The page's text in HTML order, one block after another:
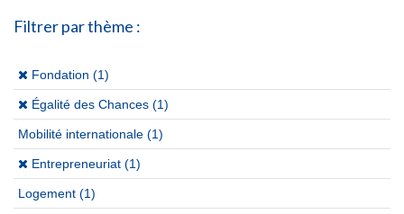
Filtrer par thème :
(x)
Fondation (1)
(x)
Égalité des Chances (1)
Mobilité internationale (1)
(x)
Entrepreneuriat (1)
Logement (1)